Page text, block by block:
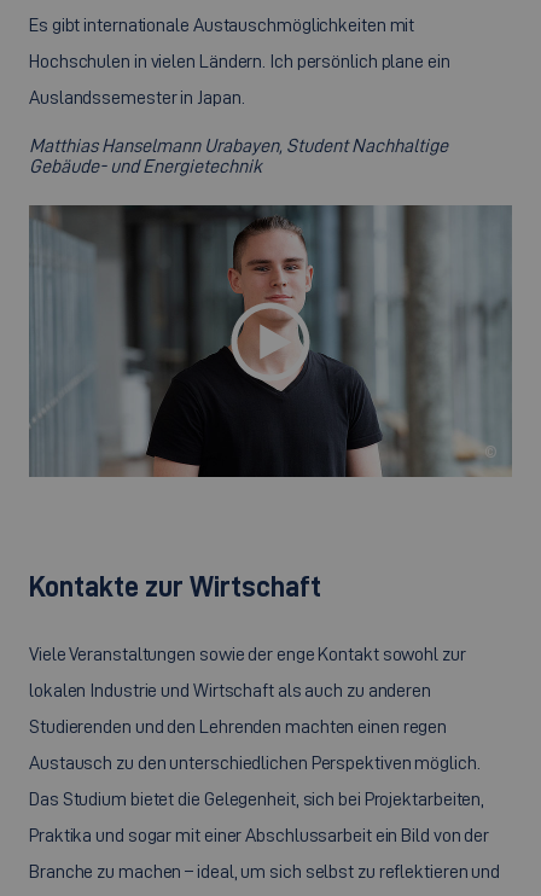
Es gibt internationale Austauschmöglichkeiten mit
Hochschulen in vielen Ländern. Ich persönlich plane ein
Auslandssemester in Japan.
Matthias Hanselmann Urabayen, Student Nachhaltige
Gebäude- und Energietechnik
©
Kontakte zur Wirtschaft
Viele Veranstaltungen sowie der enge Kontakt sowohl zur
lokalen Industrie und Wirtschaft als auch zu anderen
Studierenden und den Lehrenden machten einen regen
Austausch zu den unterschiedlichen Perspektiven möglich.
Das Studium bietet die Gelegenheit, sich bei Projektarbeiten,
Praktika und sogar mit einer Abschlussarbeit ein Bild von der
Branche zu machen – ideal, um sich selbst zu reflektieren und